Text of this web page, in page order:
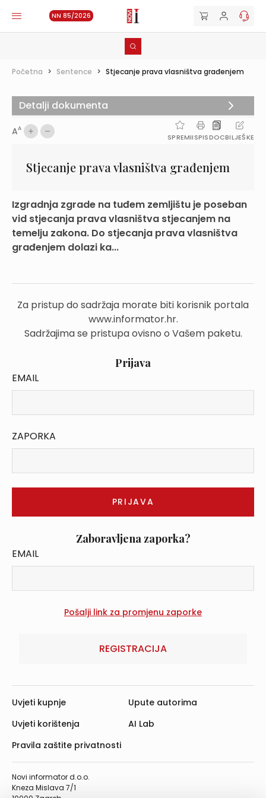
NN 85/2026
Početna > Sentence > Stjecanje prava vlasništva građenjem
AA
SPREMIISPISDOCBILJEŠKE
Stjecanje prava vlasništva građenjem
Izgradnja zgrade na tuđem zemljištu je poseban
vid stjecanja prava vlasništva stjecanjem na
temelju zakona. Do stjecanja prava vlasništva
građenjem dolazi ka...
Za pristup do sadržaja morate biti korisnik portala
www.informator.hr.
Sadržajima se pristupa ovisno o Vašem paketu.
Prijava
EMAIL
ZAPORKA
Zaboravljena zaporka?
EMAIL
REGISTRACIJA
Detalji dokumenta
Novi informator d.o.o.
Kneza Mislava 7/1
Uvjeti kupnje
Uvjeti korištenja
Pravila zaštite privatnosti
Upute autorima
AI Lab